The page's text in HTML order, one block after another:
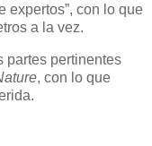
expertos”, con lo que
a la vez.
partes pertinentes
, con lo que